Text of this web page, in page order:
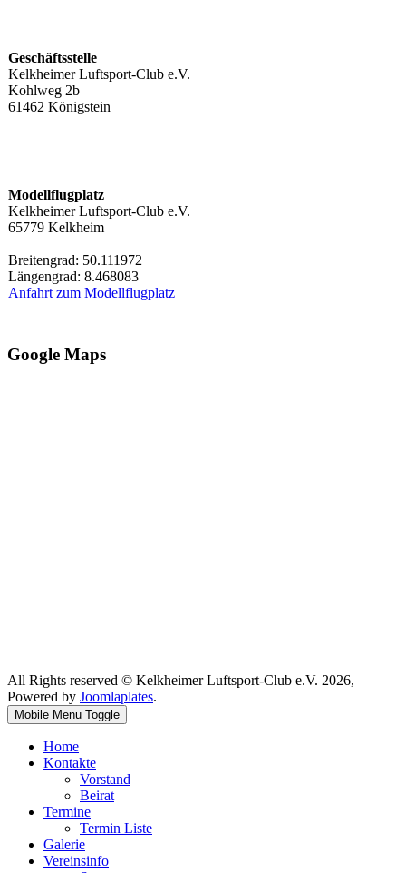
Geschäftsstelle
Kelkheimer Luftsport-Club e.V.
Kohlweg 2b
61462 Königstein
Modellflugplatz
Kelkheimer Luftsport-Club e.V.
65779 Kelkheim
Breitengrad: 50.111972
Längengrad: 8.468083
Anfahrt zum Modellflugplatz
Google Maps
All Rights reserved © Kelkheimer Luftsport-Club e.V. 2026,
Powered by Joomlaplates.
Mobile Menu Toggle
Home
Kontakte
Vorstand
Beirat
Termine
Termin Liste
Galerie
Vereinsinfo